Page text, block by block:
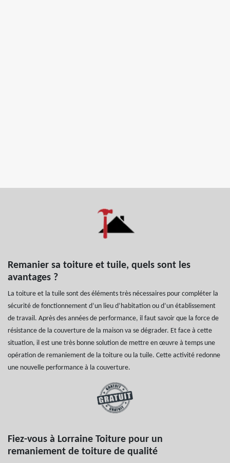
Remanier sa toiture et tuile, quels sont les
avantages ?
La toiture et la tuile sont des éléments très nécessaires pour compléter la
sécurité de fonctionnement d’un lieu d’habitation ou d’un établissement
de travail. Après des années de performance, il faut savoir que la force de
résistance de la couverture de la maison va se dégrader. Et face à cette
situation, il est une très bonne solution de mettre en œuvre à temps une
opération de remaniement de la toiture ou la tuile. Cette activité redonne
une nouvelle performance à la couverture.
Fiez-vous à Lorraine Toiture pour un
remaniement de toiture de qualité